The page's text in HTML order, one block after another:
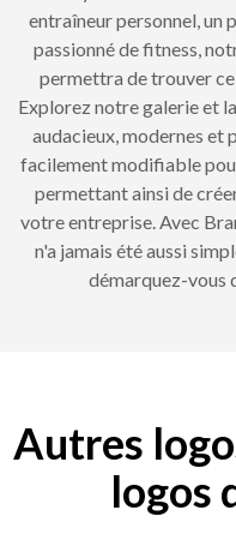
entraîneur personnel, un
passionné de fitness,
permettra de trouver
Explorez notre galerie et
audacieux, modernes et
facilement modifiable
permettant ainsi de
votre entreprise. Avec
n'a jamais été aussi
démarquez-vous
Autres
logos